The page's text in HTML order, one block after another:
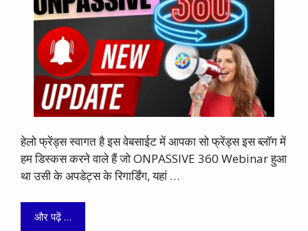
हेलो फ्रेंड्स स्वागत है इस वेबसाईट में आपका सो फ्रेंड्स इस ब्लाॅग में
हम डिस्कस करने वाले हैं जो ONPASSIVE 360 Webinar हुआ
था उसी के अपडेट्स के रिगार्डिंग, यहां …
और पढ़ें …